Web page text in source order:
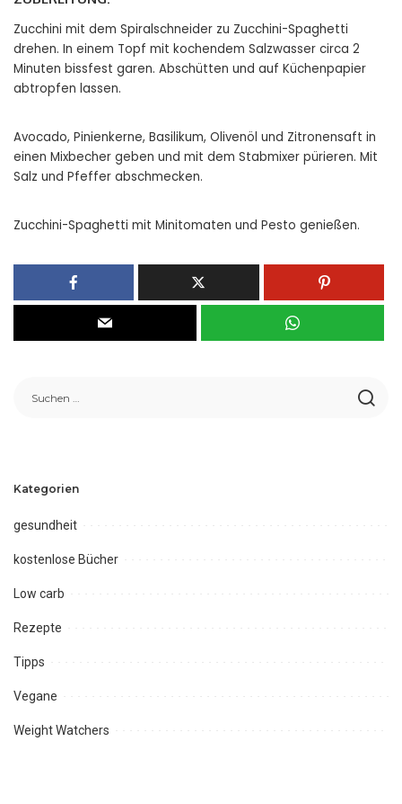
Zucchini mit dem Spiralschneider zu Zucchini-Spaghetti
drehen. In einem Topf mit kochendem Salzwasser circa 2
Minuten bissfest garen. Abschütten und auf Küchenpapier
abtropfen lassen.
Avocado, Pinienkerne, Basilikum, Olivenöl und Zitronensaft in
einen Mixbecher geben und mit dem Stabmixer pürieren. Mit
Salz und Pfeffer abschmecken.
Zucchini-Spaghetti mit Minitomaten und Pesto genießen.
Kategorien
gesundheit
kostenlose Bücher
Low carb
Rezepte
Tipps
Vegane
Weight Watchers